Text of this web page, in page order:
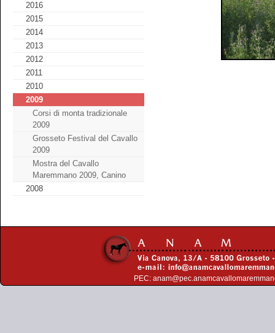
2016
2015
2014
2013
2012
2011
2010
2009
Corsi di monta tradizionale
2009
Grosseto Festival del Cavallo
2009
Mostra del Cavallo
Maremmano 2009, Canino
2008
PEC: